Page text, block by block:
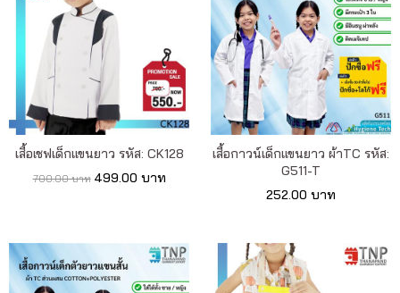
ติดต่อ
เรา
เสื้อเชฟเด็กแขนยาว รหัส: CK128
700.00 บาท 499.00 บาท
เสื้อกาวน์เด็กแขนยาว ผ้าTC รหัส:
G511-T
252.00 บาท